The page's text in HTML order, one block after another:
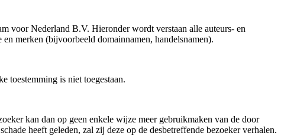
voor Nederland B.V. Hieronder wordt verstaan alle auteurs- en
merken (bijvoorbeeld domainnamen, handelsnamen).
toestemming is niet toegestaan.
kan dan op geen enkele wijze meer gebruikmaken van de door
heeft geleden, zal zij deze op de desbetreffende bezoeker verhalen.